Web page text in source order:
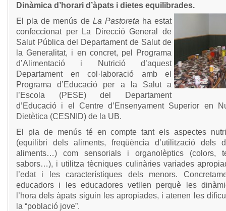
Dinàmica d’horari d’àpats i dietes equilibrades.
El pla de menús de La Pastoreta ha estat
confeccionat per La Direcció General de
Salut Pública del Departament de Salut de
la Generalitat, i en concret, pel Programa
d’Alimentació i Nutrició d’aquest
Departament en col·laboració amb el
Programa d’Educació per a la Salut a
l’Escola (PESE) del Departament
d’Educació i el Centre d’Ensenyament Superior en
Dietètica (CESNID) de la UB.
El pla de menús té en compte tant els aspectes
(equilibri dels aliments, freqüència d’utilització dels
aliments…) com sensorials i organolèptics (colors,
sabors…), i utilitza tècniques culinàries variades
l’edat i les característiques dels menors.
educadors i les educadores vetllen perquè les
l’hora dels àpats siguin les apropiades, i atenen les
la “població jove”.